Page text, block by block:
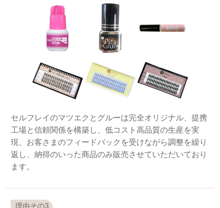
セルフレイのマツエクとグルーは完全オリジナル、提携
工場と信頼関係を構築し、低コスト高品質の生産を実
現、お客さまのフィードバックを受けながら調整を繰り
返し、納得のいった商品のみ販売させていただいており
ます。